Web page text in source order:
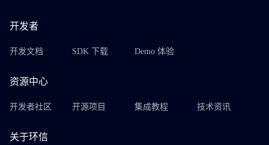
开发者
开发文档 SDK 下载 Demo 体验
资源中心
开发者社区 开源项目 集成教程 技术资讯
关于环信